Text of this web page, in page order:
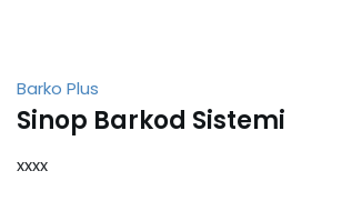
Barko Plus
Sinop Barkod Sistemi
xxxx